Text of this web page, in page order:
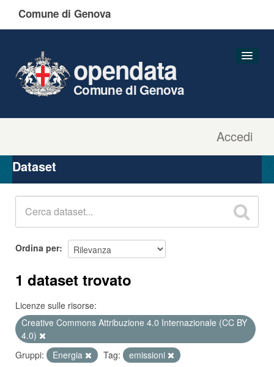
Comune di Genova
Accedi
opendata
Comune di Genova
Organizzazioni
Gruppi
Dataset
Ordina per
1 dataset trovato
Licenze sulle risorse:
Creative Commons Attribuzione 4.0 Internazionale (CC BY
4.0)
Gruppi:
Energia Tag:
emissioni